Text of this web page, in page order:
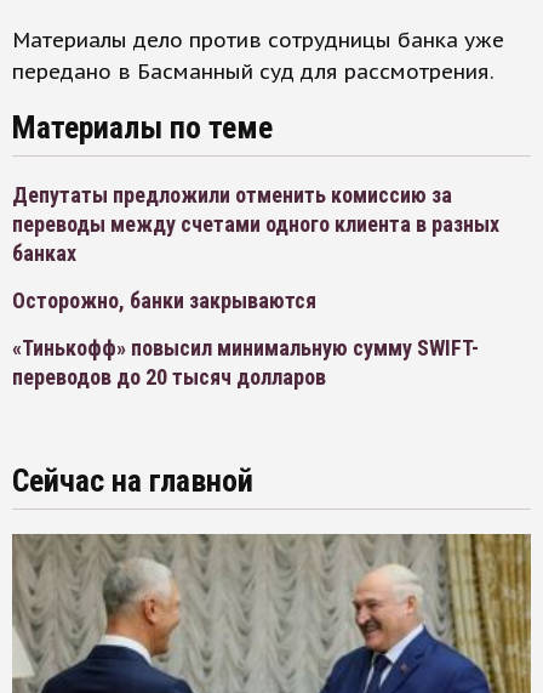
Материалы дело против сотрудницы банка уже
передано в Басманный суд для рассмотрения.
Материалы по теме
Депутаты предложили отменить комиссию за
переводы между счетами одного клиента в разных
банках
Осторожно, банки закрываются
«Тинькофф» повысил минимальную сумму SWIFT-
переводов до 20 тысяч долларов
Сейчас на главной